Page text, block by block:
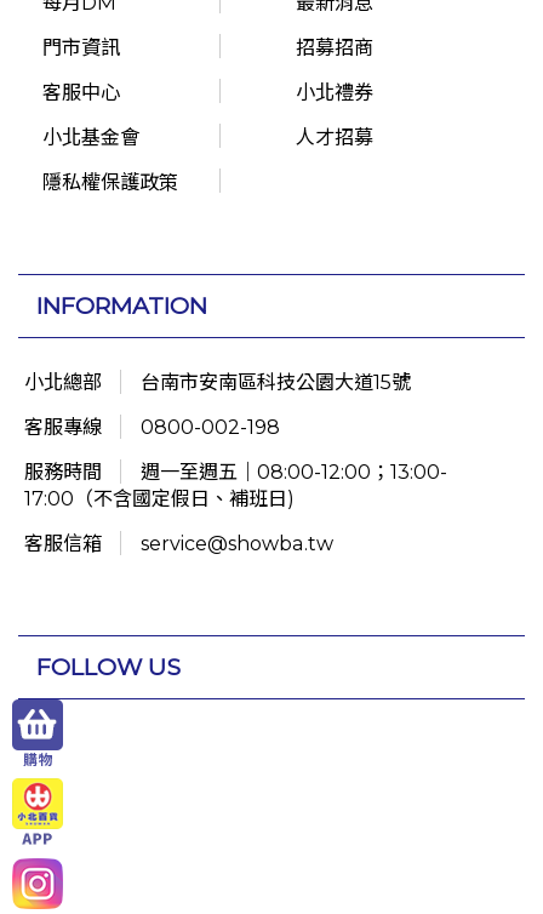
門市資訊
招募招商
客服中心
小北禮券
小北基金會
人才招募
隱私權保護政策
INFORMATION
小北總部
台南市安南區科技公園大道15號
客服專線
0800-002-198
服務時間
週一至週五｜08:00-12:00；13:00-
17:00（不含國定假日、補班日)
客服信箱
service@showba.tw
FOLLOW US